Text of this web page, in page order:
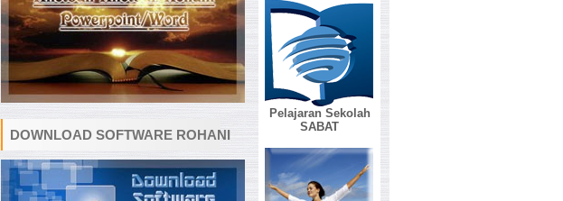
DOWNLOAD SOFTWARE ROHANI
Pelajaran Sekolah
SABAT